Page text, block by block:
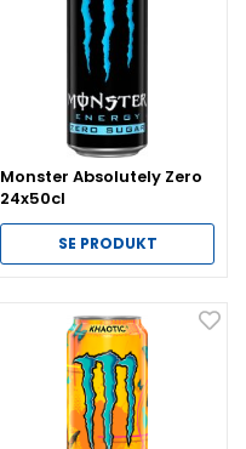
Monster Absolutely Zero
24x50cl
SE PRODUKT